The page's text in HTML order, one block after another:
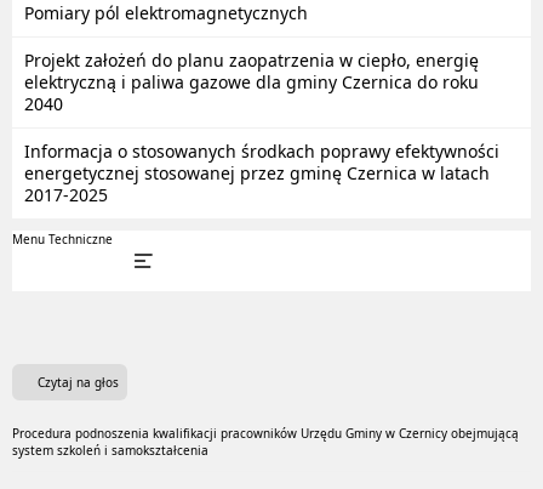
Pomiary pól elektromagnetycznych
Projekt założeń do planu zaopatrzenia w ciepło, energię
elektryczną i paliwa gazowe dla gminy Czernica do roku
2040
Informacja o stosowanych środkach poprawy efektywności
energetycznej stosowanej przez gminę Czernica w latach
2017-2025
Menu Techniczne
Czytaj na głos
Procedura podnoszenia kwalifikacji pracowników Urzędu Gminy w Czernicy obejmującą
system szkoleń i samokształcenia